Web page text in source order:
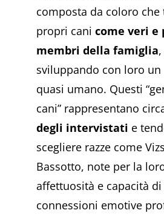
composta da coloro che
propri cani come veri e
membri della famiglia,
sviluppando con loro un
quasi umano. Questi
cani” rappresentano
degli intervistati e
scegliere razze come
Bassotto, note per la
affettuosità e capacità
connessioni emotive